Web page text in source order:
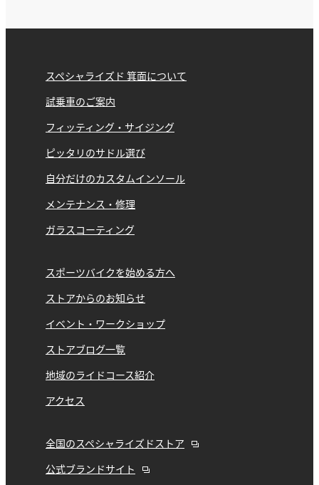
スペシャライズド 箕面について
試乗車のご案内
フィッティング・サイジング
ピッタリのサドル選び
自分だけのカスタムインソール
メンテナンス・修理
ガラスコーティング
スポーツバイクを始める方へ
ストアからのお知らせ
イベント・ワークショップ
ストアブログ一覧
地域のライドコース紹介
アクセス
全国のスペシャライズドストア
公式ブランドサイト